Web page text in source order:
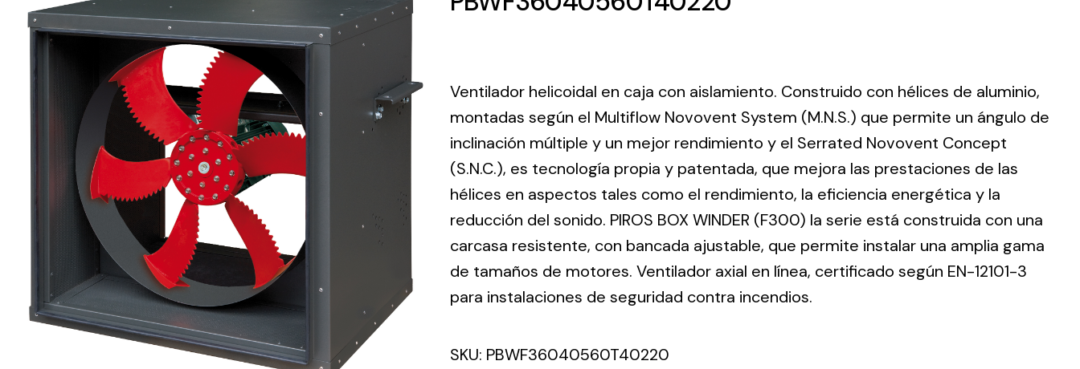
eléctrico.
Lighting and
solutions in
lighting and
material for
each project
and need
incorporation of
Novovent into
the group
meant a greater
offer of
products for
different uses
Solar lighting
Variety of solar
solutions for all
kinds of needs.
Ventilador helicoidal en caja con aislamiento. Construido con hélices de aluminio,
montadas según el Multiflow Novovent System (M.N.S.) que permite un ángulo de
inclinación múltiple y un mejor rendimiento y el Serrated Novovent Concept
(S.N.C.), es tecnología propia y patentada, que mejora las prestaciones de las
hélices en aspectos tales como el rendimiento, la eficiencia energética y la
reducción del sonido. PIROS BOX WINDER (F300) la serie está construida con una
carcasa resistente, con bancada ajustable, que permite instalar una amplia gama
de tamaños de motores. Ventilador axial en línea, certificado según EN-12101-3
para instalaciones de seguridad contra incendios.
SKU: PBWF36040560T40220